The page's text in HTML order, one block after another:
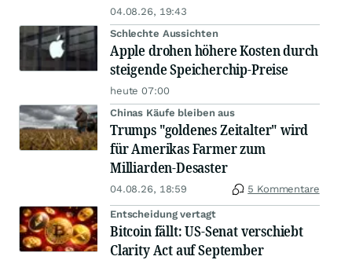
04.08.26, 19:43
Schlechte Aussichten
Apple drohen höhere Kosten durch
steigende Speicherchip-Preise
heute 07:00
Chinas Käufe bleiben aus
Trumps "goldenes Zeitalter" wird
für Amerikas Farmer zum
Milliarden-Desaster
04.08.26, 18:59 5 Kommentare
Entscheidung vertagt
Bitcoin fällt: US-Senat verschiebt
Clarity Act auf September